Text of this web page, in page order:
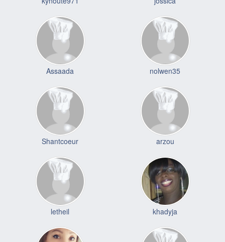
Assaada nolwen35
Shantcoeur arzou
letheil khadyja